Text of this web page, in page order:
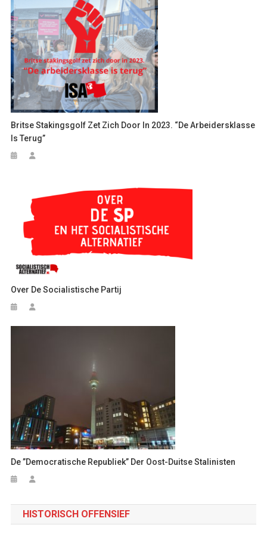
Britse Stakingsgolf Zet Zich Door In 2023. “De Arbeidersklasse
Is Terug”
Over De Socialistische Partij
De ”Democratische Republiek” Der Oost-Duitse Stalinisten
HISTORISCH OFFENSIEF